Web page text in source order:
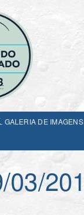
GALERIA DE IMAGENS
03/